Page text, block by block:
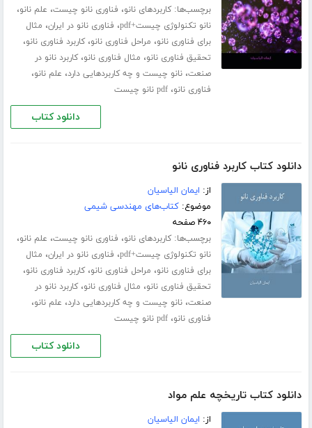
برچسب‌ها:کاربردهای نانو، فناوری نانو چیست، علم نانو،
نانو تکنولوژی چیست+pdf ، فناوری نانو در ایران، مثال
برای فناوری نانو، مراحل فناوری نانو،کاربرد فناوری نانو،
تحقیق فناوری نانو، مثال فناوری نانو،کاربرد نانو در
صنعت،نانو چیست و چه کاربردهایی دارد، علم نانو،
فناوری نانو،pdf نانو چیست
دانلود کتاب
دانلود کتاب کاربرد فناوری نانو
از: ایمان الیاسیان
موضوع:کتاب‌های مهندسی شیمی
۴۶۰ صفحه
برچسب‌ها:کاربردهای نانو، فناوری نانو چیست، علم نانو،
نانو تکنولوژی چیست+pdf ، فناوری نانو در ایران، مثال
برای فناوری نانو، مراحل فناوری نانو،کاربرد فناوری نانو،
تحقیق فناوری نانو، مثال فناوری نانو،کاربرد نانو در
صنعت،نانو چیست و چه کاربردهایی دارد، علم نانو،
فناوری نانو،pdf نانو چیست
دانلود کتاب
دانلود کتاب تاریخچه علم مواد
از: ایمان الیاسیان